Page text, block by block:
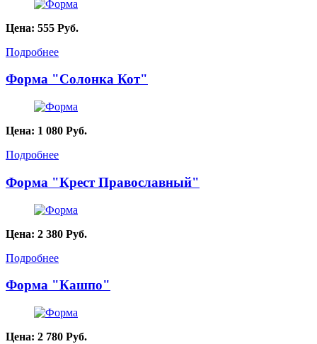
Цена: 555 Руб.
Подробнее
Форма "Солонка Кот"
Цена: 1 080 Руб.
Подробнее
Форма "Крест Православный"
Цена: 2 380 Руб.
Подробнее
Форма "Кашпо"
Цена: 2 780 Руб.